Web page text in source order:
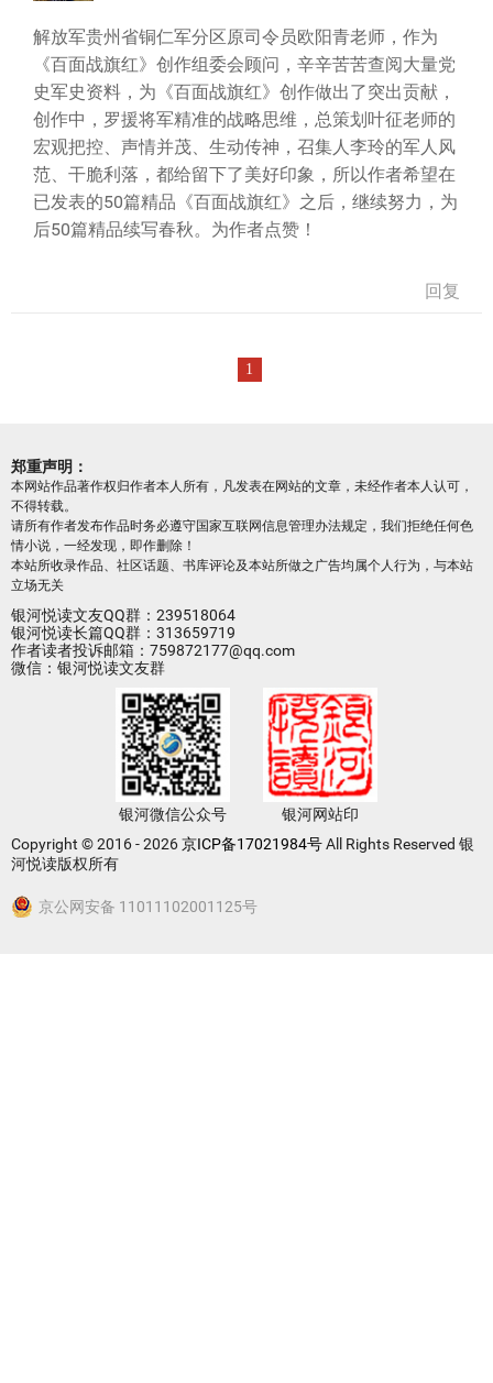
解放军贵州省铜仁军分区原司令员欧阳青老师，作为
《百面战旗红》创作组委会顾问，辛辛苦苦查阅大量党
史军史资料，为《百面战旗红》创作做出了突出贡献，
创作中，罗援将军精准的战略思维，总策划叶征老师的
宏观把控、声情并茂、生动传神，召集人李玲的军人风
范、干脆利落，都给留下了美好印象，所以作者希望在
已发表的50篇精品《百面战旗红》之后，继续努力，为
后50篇精品续写春秋。为作者点赞！
回复
1
郑重声明：
本网站作品著作权归作者本人所有，凡发表在网站的文章，未经作者本人认可，
不得转载。
请所有作者发布作品时务必遵守国家互联网信息管理办法规定，我们拒绝任何色
情小说，一经发现，即作删除！
本站所收录作品、社区话题、书库评论及本站所做之广告均属个人行为，与本站
立场无关
银河悦读文友QQ群：239518064
银河悦读长篇QQ群：313659719
作者读者投诉邮箱：759872177@qq.com
微信：银河悦读文友群
银河微信公众号
银河网站印
Copyright © 2016 - 2026京ICP备17021984号All Rights Reserved 银
河悦读版权所有
京公网安备 11011102001125号